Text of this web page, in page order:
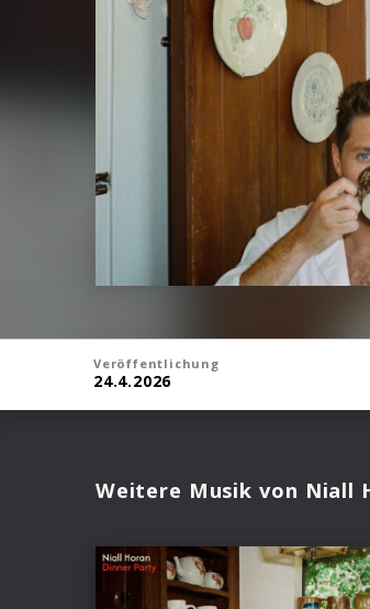
Veröffentlichung
24.4.2026
Weitere Musik von Niall